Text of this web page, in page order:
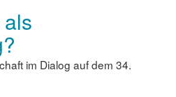
im Dialog auf dem 34.